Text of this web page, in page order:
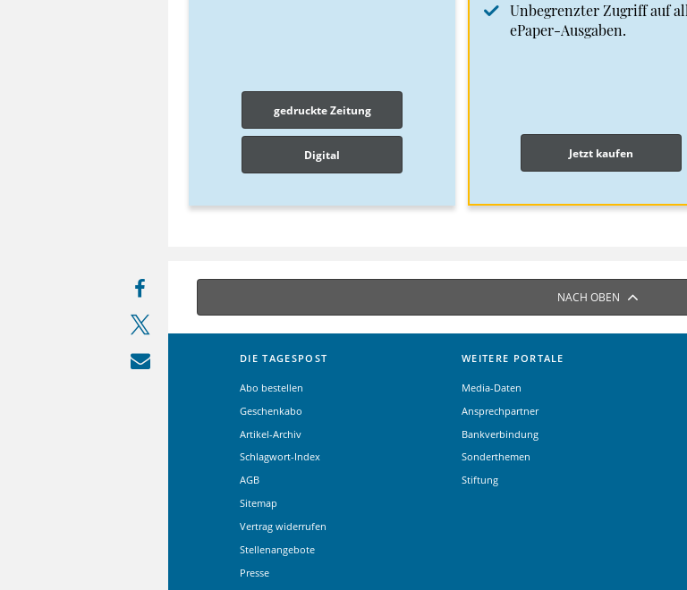
gedruckte Zeitung
Digital
Unbegrenzter Zugriff auf
ePaper-Ausgaben.
Jetzt kaufen
NACH OBEN
DIE TAGESPOST
Abo bestellen
Geschenkabo
Artikel-Archiv
Schlagwort-Index
AGB
Sitemap
Vertrag widerrufen
Stellenangebote
Presse
WEITERE PORTALE
Media-Daten
Ansprechpartner
Bankverbindung
Sonderthemen
Stiftung